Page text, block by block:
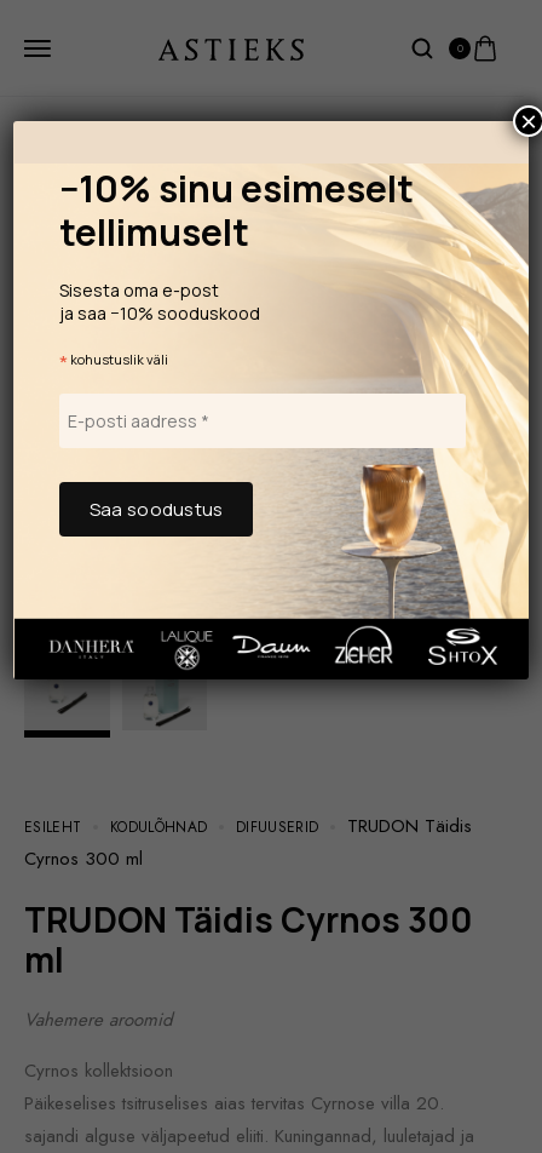
0
ESILEHT KODULÕHNAD DIFUUSERID
TRUDON Täidis
Cyrnos 300 ml
TRUDON Täidis Cyrnos 300
ml
Vahemere aroomid
Cyrnos kollektsioon
Päikeselises tsitruselises aias tervitas Cyrnose villa 20.
sajandi alguse väljapeetud eliiti. Kuningannad, luuletajad ja
−10% sinu esimeselt
tellimuselt
Sisesta oma e-post
ja saa −10% sooduskood
* kohustuslik väli
×